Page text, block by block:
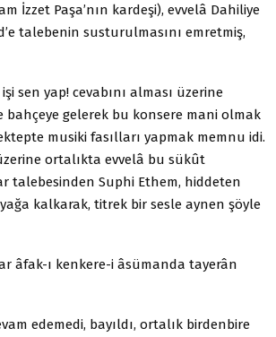
İzzet Paşa’nın kardeşi), evvelâ Dahiliye
talebenin susturulmasını emretmiş,
sen yap! cevabını alması üzerine
bahçeye gelerek bu konsere mani olmak
musiki fasılları yapmak memnu idi.
ortalıkta evvelâ bu sükût
talebesinden Suphi Ethem, hiddeten
kalkarak, titrek bir sesle aynen şöyle
âfak-ı kenkere-i âsümanda tayerân
edemedi, bayıldı, ortalık birdenbire